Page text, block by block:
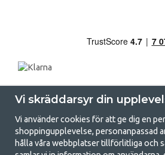
Vi skräddarsyr din
Vi använder cookies för att ge dig en
shoppingupplevelse, personanpassad
hålla våra webbplatser tillförlitliga och